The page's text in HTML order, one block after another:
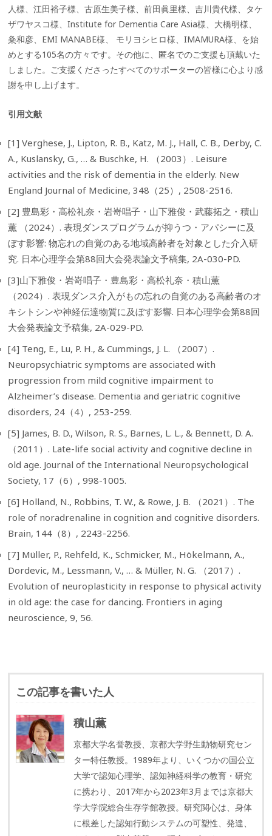
人様、江田裕子様、古原生美子様、前田眞里様、吉川貴代様、タケ
ザワヤスコ様、Institute for Dementia Care Asia様、大橋明様、
粂和彦、EMI MANABE様、 モリヨシヒロ様、IMAMURA様、を始
めとする105名の方々です。その他に、匿名でのご支援も頂戴いた
しました。ご支援くださったすべてのサポーターの皆様に心より感
謝を申し上げます。
引用文献
[1] Verghese, J., Lipton, R. B., Katz, M. J., Hall, C. B., Derby, C.
A., Kuslansky, G., … & Buschke, H. （2003）. Leisure
activities and the risk of dementia in the elderly. New
England Journal of Medicine, 348（25）, 2508-2516.
[2] 豊島彩・高松礼奈・岩嵜唱子・山下雅俊・武藤拓之・積山
薫 （2024）. 表現ダンスプログラムが抑うつ・アパシーに及
ぼす影響: 物忘れの自覚のある地域高齢者を対象とした介入研
究. 日本心理学会第88回大会発表論文予稿集, 2A-030-PD.
[3]山下雅俊・岩嵜唱子・豊島彩・高松礼奈・積山薫
（2024）. 表現ダンス介入がもの忘れの自覚のある高齢者のオ
キシトシンや神経伝達物質に及ぼす影響. 日本心理学会第88回
大会発表論文予稿集, 2A-029-PD.
[4] Teng, E., Lu, P. H., & Cummings, J. L. （2007）.
Neuropsychiatric symptoms are associated with
progression from mild cognitive impairment to
Alzheimer’s disease. Dementia and geriatric cognitive
disorders, 24（4）, 253-259.
[5] James, B. D., Wilson, R. S., Barnes, L. L., & Bennett, D. A.
（2011）. Late-life social activity and cognitive decline in
old age. Journal of the International Neuropsychological
Society, 17（6）, 998-1005.
[6] Holland, N., Robbins, T. W., & Rowe, J. B. （2021）. The
role of noradrenaline in cognition and cognitive disorders.
Brain, 144（8）, 2243-2256.
[7] Müller, P., Rehfeld, K., Schmicker, M., Hökelmann, A.,
Dordevic, M., Lessmann, V., … & Müller, N. G. （2017）.
Evolution of neuroplasticity in response to physical activity
in old age: the case for dancing. Frontiers in aging
neuroscience, 9, 56.
この記事を書いた人
積山薫
京都大学名誉教授、京都大学野生動物研究セン
ター特任教授。1989年より、いくつかの国公立
大学で認知心理学、認知神経科学の教育・研究
に携わり、2017年から2023年3月までは京都大
学大学院総合生存学館教授。研究関心は、身体
に根差した認知行動システムの可塑性、発達、